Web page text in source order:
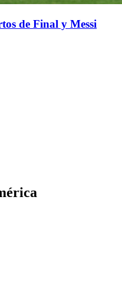
de Final y Messi